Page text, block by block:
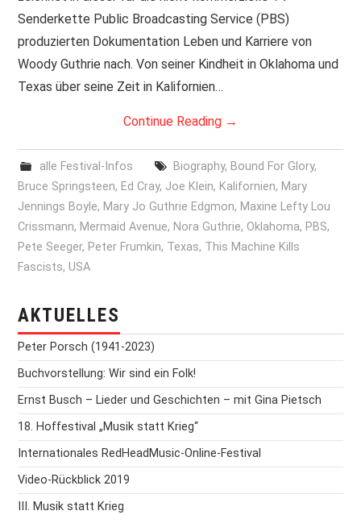
PRINT & CDS
IMPRESSUM
Senderkette Public Broadcasting Service (PBS)
produzierten Dokumentation Leben und Karriere von
Woody Guthrie nach. Von seiner Kindheit in Oklahoma und
Texas über seine Zeit in Kalifornien…
Continue Reading →
alle Festival-Infos Biography, Bound For Glory,
Bruce Springsteen, Ed Cray, Joe Klein, Kalifornien, Mary
Jennings Boyle, Mary Jo Guthrie Edgmon, Maxine Lefty Lou
Crissmann, Mermaid Avenue, Nora Guthrie,Oklahoma, PBS,
Pete Seeger, Peter Frumkin, Texas, This Machine Kills
Fascists,USA
AKTUELLES
Peter Porsch (1941-2023)
Buchvorstellung: Wir sind ein Folk!
Ernst Busch – Lieder und Geschichten – mit Gina Pietsch
18. Hoffestival „Musik statt Krieg“
Internationales RedHeadMusic-Online-Festival
Video-Rückblick 2019
III. Musik statt Krieg